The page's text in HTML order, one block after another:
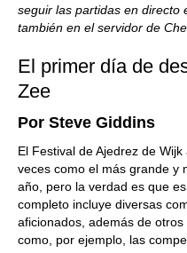
seguir las partidas en directo
también en el servidor de
El primer día de
Zee
Por Steve Giddins
El Festival de Ajedrez de
veces como el más grande y
año, pero la verdad es que
completo incluye diversas
aficionados, además de
como, por ejemplo, las